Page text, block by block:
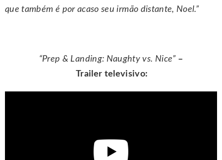
que também é por acaso seu irmão distante, Noel.”
“Prep & Landing: Naughty vs. Nice” –
Trailer televisivo: